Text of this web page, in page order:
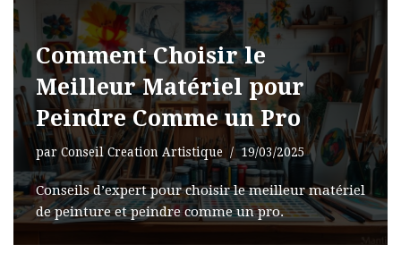
Comment Choisir le
Meilleur Matériel pour
Peindre Comme un Pro
parConseil Creation Artistique 19/03/2025
Conseils d’expert pour choisir le meilleur matériel
de peinture et peindre comme un pro.